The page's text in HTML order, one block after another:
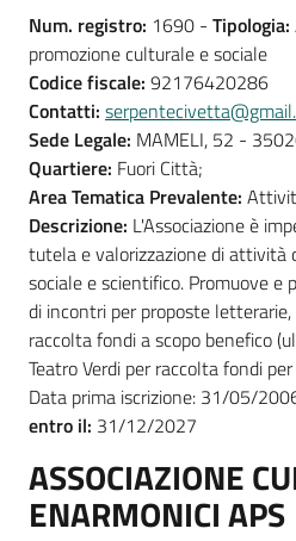
Num. registro: 1690 - Tipologia:
promozione culturale e sociale
Codice fiscale: 92176420286
Contatti:
Sede Legale: MAMELI, 52 -
Quartiere: Fuori Città;
Area Tematica Prevalente:
Descrizione: L'Associazione è
tutela e valorizzazione di attività
sociale e scientifico. Promuove e
di incontri per proposte
raccolta fondi a scopo benefico
Teatro Verdi per raccolta fondi
Data prima iscrizione: 31/05/
entro il: 31/12/2027
ASSOCIAZIONE
ENARMONICI APS